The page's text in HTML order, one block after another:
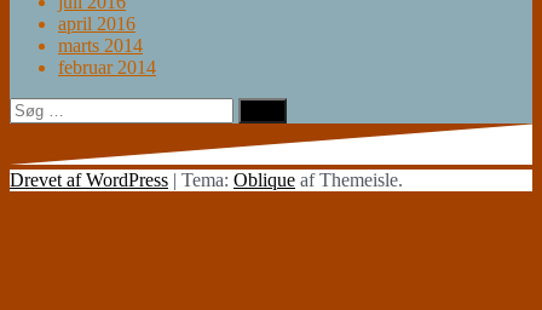
april 2016
marts 2014
februar 2014
Søg
efter:
Drevet af WordPress | Tema: Oblique af Themeisle.